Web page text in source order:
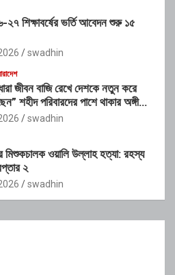
শিক্ষাবর্ষের ভর্তি আবেদন শুরু ১৫
swadhin
জীবন বাজি রেখে দেশকে নতুন করে
শহীদ পরিবারদের পাশে থাকার অঙ্গীকার
swadhin
মিশুকচালক ওয়ালি উল্লাহ হত্যা: রহস্য
২
swadhin